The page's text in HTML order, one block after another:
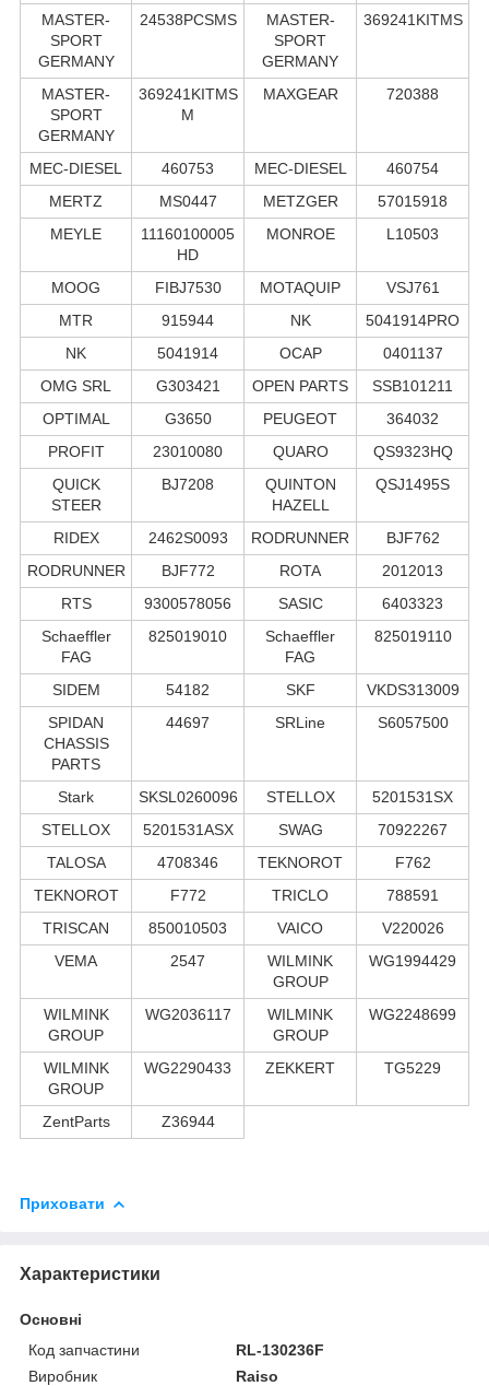
MASTER-
SPORT
GERMANY
24538PCSMS
MASTER-
SPORT
GERMANY
369241KITMS
MASTER-
SPORT
GERMANY
369241KITMS
M
MAXGEAR 720388
MEC-DIESEL 460753 MEC-DIESEL
460754
MERTZ
MS0447 METZGER
57015918
MEYLE
11160100005
HD
MONROE L10503
MOOG FIBJ7530 MOTAQUIP
VSJ761
MTR
915944 NK
5041914PRO
NK
5041914 OCAP
0401137
OMG SRL
G303421 OPEN PARTS
SSB101211
OPTIMAL
G3650 PEUGEOT
364032
PROFIT
23010080 QUARO
QS9323HQ
QUICK
STEER
BJ7208
QUINTON
HAZELL
QSJ1495S
RIDEX 2462S0093 RODRUNNER
BJF762
RODRUNNER
BJF772 ROTA
2012013
RTS
9300578056 SASIC
6403323
Schaeffler
FAG
825019010
Schaeffler
FAG
825019110
SIDEM 54182 SKF
VKDS313009
SPIDAN
CHASSIS
PARTS
44697 SRLine S6057500
Stark SKSL0260096 STELLOX
5201531SX
STELLOX
5201531ASX SWAG
70922267
TALOSA
4708346 TEKNOROT
F762
TEKNOROT
F772 TRICLO
788591
TRISCAN
850010503 VAICO
V220026
VEMA
2547
WILMINK
GROUP
WG1994429
WILMINK
GROUP
WG2036117
WILMINK
GROUP
WG2248699
WILMINK
GROUP
WG2290433 ZEKKERT TG5229
ZentParts Z36944
Приховати
Характеристики
Основні
Код запчастини
RL-130236F
Виробник
Raiso